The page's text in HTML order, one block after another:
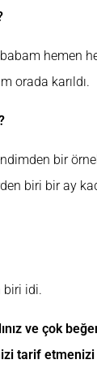
hemen
orada karıldı.
bir
biri bir ay
biri idi.
ve çok
tarif